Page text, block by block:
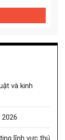
và kinh
2026
lĩnh vực thú